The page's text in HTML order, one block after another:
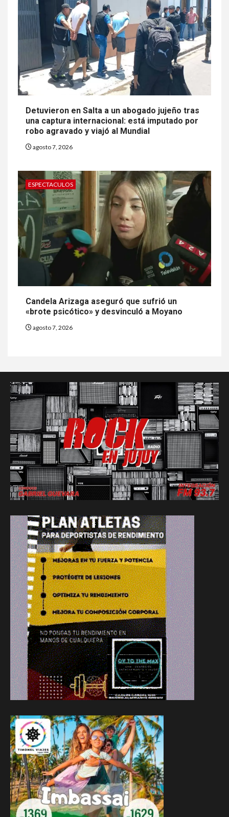
Detuvieron en Salta a un abogado jujeño tras
una captura internacional: está imputado por
robo agravado y viajó al Mundial
agosto 7, 2026
ESPECTACULOS
Candela Arizaga aseguró que sufrió un
«brote psicótico» y desvinculó a Moyano
agosto 7, 2026